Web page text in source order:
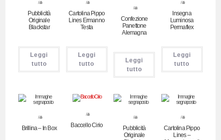
Pubblicitari
Pubblicità
Originale
Blackstar
Leggi
tutto
Pubblicitari
Cartolina Pippo
Lines Ermanno
Testa
Leggi
tutto
Pubblicitari
Confezione
Panettone
Alemagna
Leggi
tutto
Pubblicitari
Insegna
Luminosa
Permaflex
Leggi
tutto
Pubblicitari
Brillina – In Box
Pubblicitari
Baccello Cirio
Pubblicitari
Pubblicità
Originale
Pubblicitari
Cartolina Pippo
Lines –